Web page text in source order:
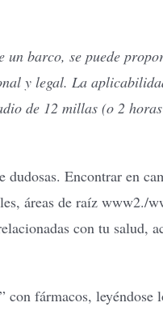
barco, se puede
y legal. La
de 12 millas (o 2
Encontrar en
áreas de raíz www2./
con tu salud,
con fármacos, leyéndose